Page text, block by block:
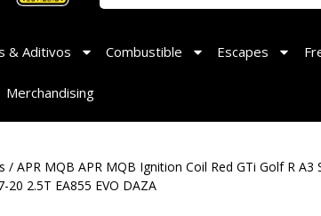
& Aditivos Combustible Escapes
Merchandising
/ APR MQB APR MQB Ignition Coil Red GTi Golf R
20 2.5T EA855 EVO DAZA